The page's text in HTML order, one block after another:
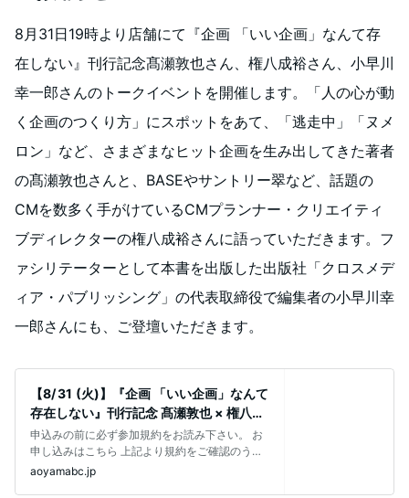
8月31日19時より店舗にて『企画 「いい企画」なんて存
在しない』刊行記念髙瀬敦也さん、権八成裕さん、小早川
幸一郎さんのトークイベントを開催します。「人の心が動
く企画のつくり方」にスポットをあて、「逃走中」「ヌメ
ロン」など、さまざまなヒット企画を生み出してきた著者
の髙瀬敦也さんと、BASEやサントリー翠など、話題の
CMを数多く手がけているCMプランナー・クリエイティ
ブディレクターの権八成裕さんに語っていただきます。フ
ァシリテーターとして本書を出版した出版社「クロスメデ
ィア・パブリッシング」の代表取締役で編集者の小早川幸
一郎さんにも、ご登壇いただきます。
【8/ 31 (火)】『企画 「いい企画」なんて
存在しない』刊行記念 髙瀬敦也 × 権八成
裕 × 小早川幸一郎トークイベント 「人の
心が動
申込みの前に必ず参加規約をお読み下さい。 お
申し込みはこちら 上記より規約をご確認のう
え、予約ページに移動してお申し込みく
aoyamabc.jp